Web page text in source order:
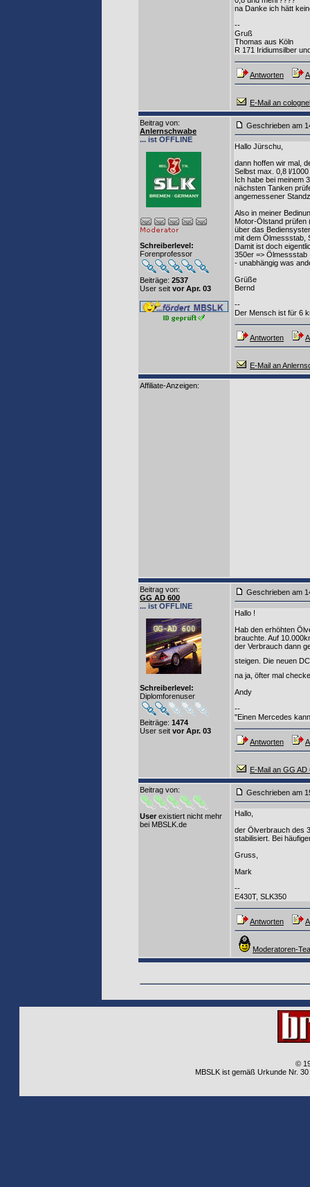
na Danke ich hätt
--
Gruß
Thomas aus Köln
R 171 Iridiumsilber
Antworten
E-Mail an
Beitrag von:
Anlernschwabe
... ist OFFLINE
Schreiberlevel:
Forenprofessor
Beiträge: 2537
User seit vor Apr. 03
Geschrieben am
Hallo Jürschu,
dann hoffen wir mal,
Selbst max. 0,8 l/
Ich habe bei meinem
nächsten Tanken
angemessener
Also in meiner
Motor-Ölstand prüfen
über das
mit dem Ölmessstab,
Damit ist doch
350er => Ölmessstab
- unabhängig was
Grüße
Bernd
--
Der Mensch ist für 6
Antworten
E-Mail an
Affiliate-Anzeigen:
Beitrag von:
GG AD 600
... ist OFFLINE
Schreiberlevel:
Diplomforenuser
Beiträge: 1474
User seit vor Apr. 03
Geschrieben am
Hallo !
Hab den erhöhten
brauchte. Auf
der Verbrauch dann
steigen. Die neuen
na ja, öfter mal
Andy
--
"Einen Mercedes
Antworten
E-Mail an GG AD
Beitrag von:
User existiert nicht mehr
bei MBSLK.de
Geschrieben am
Hallo,
der Ölverbrauch des
stabilisiert. Bei
Gruss,
Mark
--
E430T, SLK350
Antworten
Moderatoren-
©
MBSLK ist gemäß Urkunde Nr.